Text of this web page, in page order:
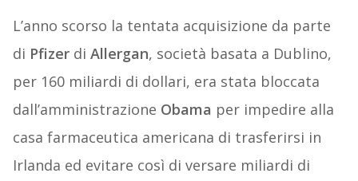
L’anno scorso la tentata acquisizione da parte
di Pfizerdi Allergan, società basata a Dublino,
per 160 miliardi di dollari, era stata bloccata
dall’amministrazione Obama per impedire alla
casa farmaceutica americana di trasferirsi in
Irlanda ed evitare così di versare miliardi di